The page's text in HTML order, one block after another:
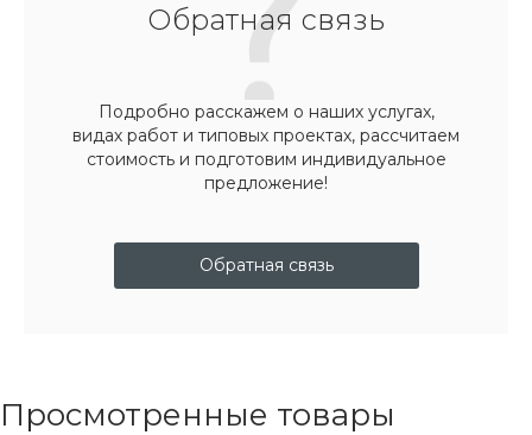
Обратная связь
Подробно расскажем о наших услугах,
видах работ и типовых проектах, рассчитаем
стоимость и подготовим индивидуальное
предложение!
Обратная связь
Просмотренные товары